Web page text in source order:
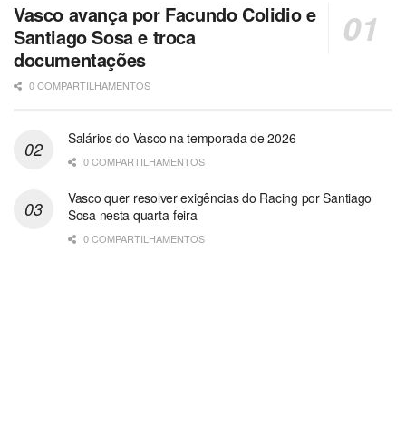
Vasco avança por Facundo Colidio e
Santiago Sosa e troca
documentações
0 COMPARTILHAMENTOS
Salários do Vasco na temporada de 2026
0 COMPARTILHAMENTOS
Vasco quer resolver exigências do Racing por Santiago
Sosa nesta quarta-feira
0 COMPARTILHAMENTOS